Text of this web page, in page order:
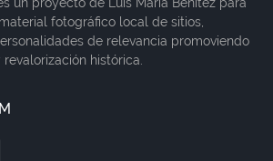
fotográfico local de sitios,
de relevancia promoviendo
histórica.